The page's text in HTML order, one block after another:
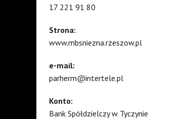
17 221 91 80
Strona:
www.mbsniezna.rzeszow.pl
e-mail:
parherm@intertele.pl
Konto:
Bank Spółdzielczy w Tyczynie